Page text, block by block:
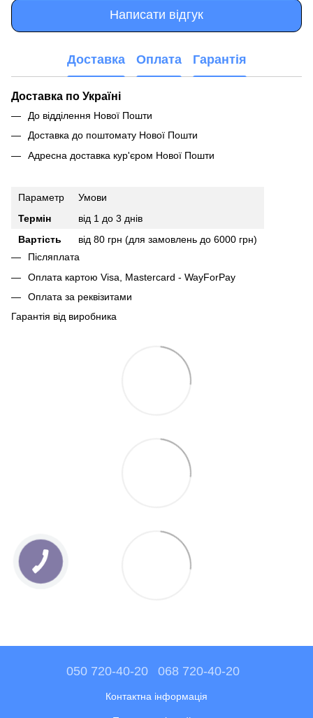
Написати відгук
Доставка Оплата Гарантія
Доставка по Україні
До відділення Нової Пошти
Доставка до поштомату Нової Пошти
Адресна доставка кур'єром Нової Пошти
Параметр
Умови
Термін
від 1 до 3 днів
Вартість
від 80 грн (для замовлень до 6000 грн)
Післяплата
Оплата картою Visa, Mastercard - WayForPay
Оплата за реквізитами
Гарантія від виробника
050 720-40-20 068 720-40-20
Контактна інформація